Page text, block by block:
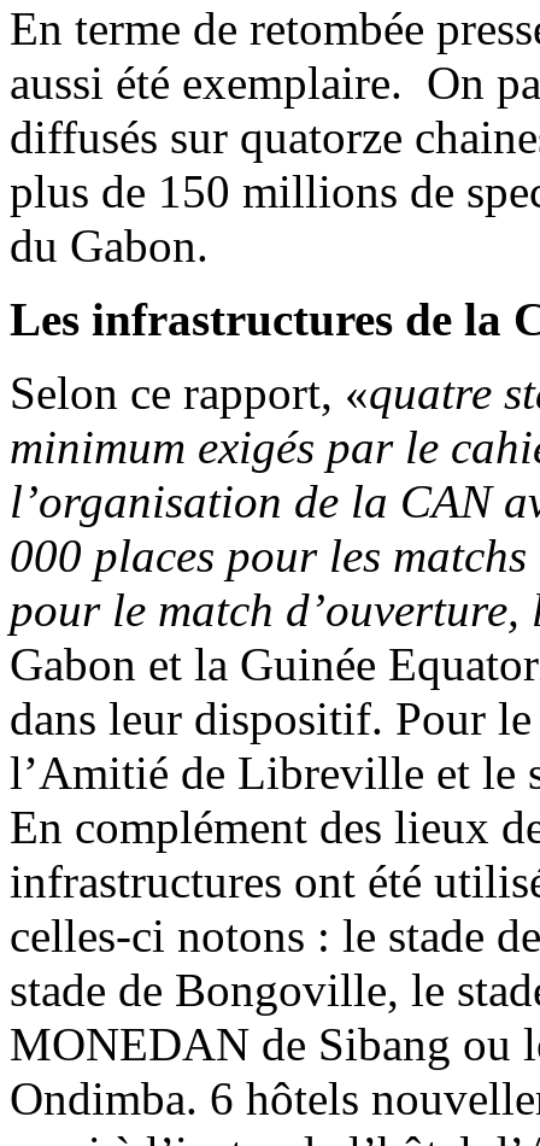
En terme de retombée
aussi été exemplaire. On
diffusés sur quatorze
plus de 150 millions de
du Gabon.
Les infrastructures de la
Selon ce rapport, «quatre
minimum exigés par le
l’organisation de la CAN
000 places pour les
pour le match
Gabon et la Guinée
dans leur dispositif. Pour
l’Amitié de Libreville et le
En complément des lieux
infrastructures ont été
celles-ci notons : le stade
stade de Bongoville, le
MONEDAN de Sibang ou
Ondimba. 6 hôtels